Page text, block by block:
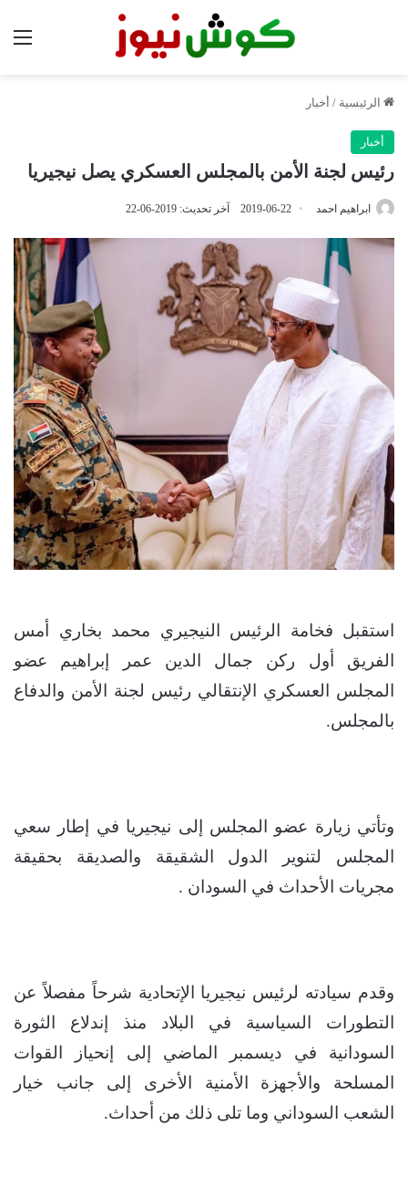
الرئيسية / أخبار
أخبار
رئيس لجنة الأمن بالمجلس العسكري يصل نيجيريا
ابراهيم احمد 2019-06-22 آخر تحديث: 2019-06-22
استقبل فخامة الرئيس النيجيري محمد بخاري أمس
الفريق أول ركن جمال الدين عمر إبراهيم عضو
المجلس العسكري الإنتقالي رئيس لجنة الأمن والدفاع
بالمجلس.
وتأتي زيارة عضو المجلس إلى نيجيريا في إطار سعي
المجلس لتنوير الدول الشقيقة والصديقة بحقيقة
مجريات الأحداث في السودان .
وقدم سيادته لرئيس نيجيريا الإتحادية شرحاً مفصلاً عن
التطورات السياسية في البلاد منذ إندلاع الثورة
السودانية في ديسمبر الماضي إلى إنحياز القوات
المسلحة والأجهزة الأمنية الأخرى إلى جانب خيار
الشعب السوداني وما تلى ذلك من أحداث.